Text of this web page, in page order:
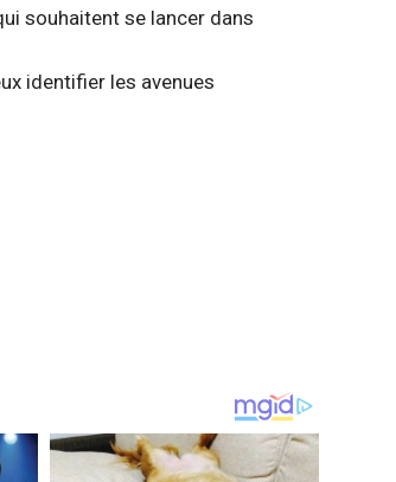
souhaitent se lancer dans
identifier les avenues